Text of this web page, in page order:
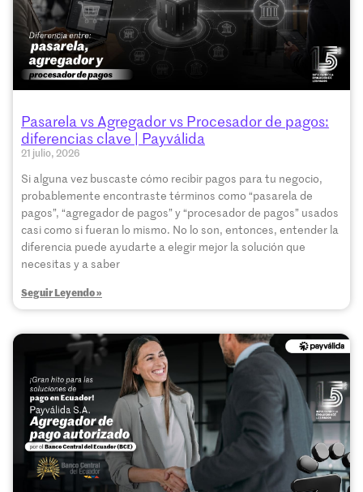
Pasarela vs Agregador vs Procesador de pagos:
diferencias clave | Payválida
21 julio, 2026
Si alguna vez buscaste cómo recibir pagos para tu negocio,
probablemente encontraste términos como “pasarela de
pagos”, “agregador de pagos” y “procesador de pagos” usados
casi como si fueran lo mismo. No lo son, entonces, entender la
diferencia puede ayudarte a elegir mejor la solución que
necesitas y a saber
Seguir Leyendo »